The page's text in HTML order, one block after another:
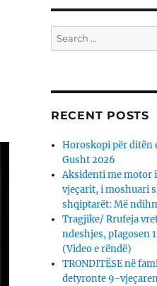
Search
for:
RECENT POSTS
Horoskopi për ditën
Gusht 2026
Aksidenti me motor
vjeçarit, i moshuari
shqiptarët: Më
Tragjike/ Rrufeja
ndeshjes, pIagosen
(Video e rëndë)
TRONDITËSE në
detyronte 9-